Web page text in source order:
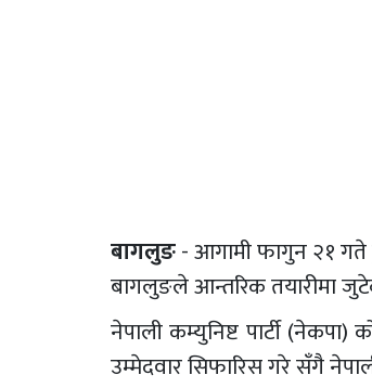
बागलुङ- आगामी फागुन २१ गते
बागलुङले आन्तरिक तयारीमा
नेपाली कम्युनिष्ट पार्टी (नेकपा)
उम्मेदवार सिफारिस गरे सँगै